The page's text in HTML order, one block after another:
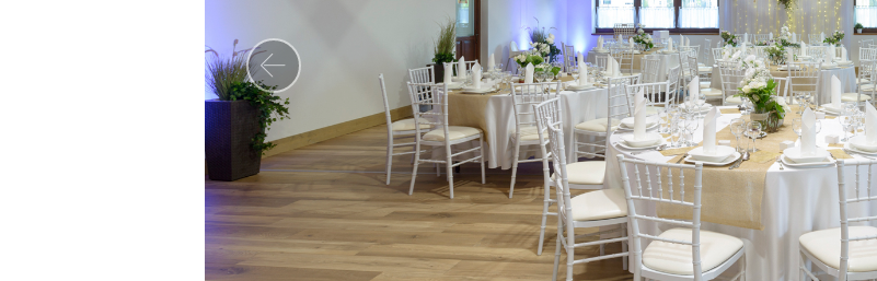
Előző